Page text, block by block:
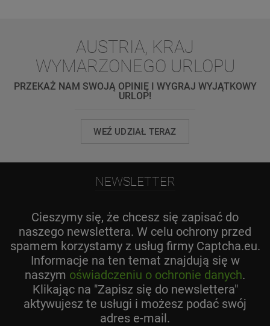
AUSTRIA, KRAJ
WYMARZONEGO URLOPU
PRZEKAŻ NAM SWOJĄ OPINIĘ I WYGRAJ WYJĄTKOWY
URLOP!
WEŹ UDZIAŁ TERAZ
NEWSLETTER
Cieszymy się, że chcesz się zapisać do
naszego newslettera. W celu ochrony przed
spamem korzystamy z usług firmy Captcha.eu.
Informacje na ten temat znajdują się w
naszym oświadczeniu o ochronie danych.
Klikając na "Zapisz się do newslettera"
aktywujesz te usługi i możesz podać swój
adres e-mail.